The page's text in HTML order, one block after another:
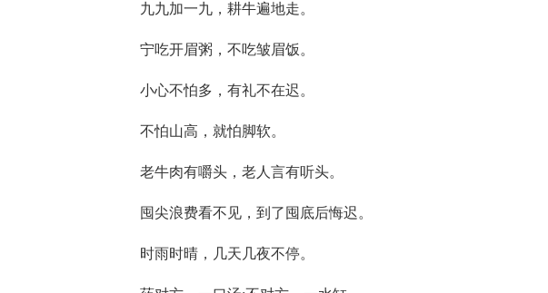
九九加一九，耕牛遍地走。
宁吃开眉粥，不吃皱眉饭。
小心不怕多，有礼不在迟。
不怕山高，就怕脚软。
老牛肉有嚼头，老人言有听头。
囤尖浪费看不见，到了囤底后悔迟。
时雨时晴，几天几夜不停。